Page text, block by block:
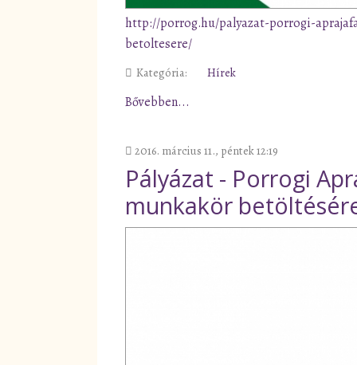
http://porrog.hu/palyazat-porrogi-
betoltesere/
Kategória: Hírek
Bővebben...
2016. március 11., péntek 12:19
Pályázat - Porrogi
munkakör